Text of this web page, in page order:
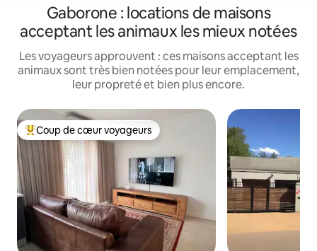
Gaborone : locations de maisons
acceptant les animaux les mieux notées
Les voyageurs approuvent : ces maisons acceptant les
animaux sont très bien notées pour leur emplacement,
leur propreté et bien plus encore.
Coups de cœur voyageurs les plus appréciés
Coup de cœur voyageurs